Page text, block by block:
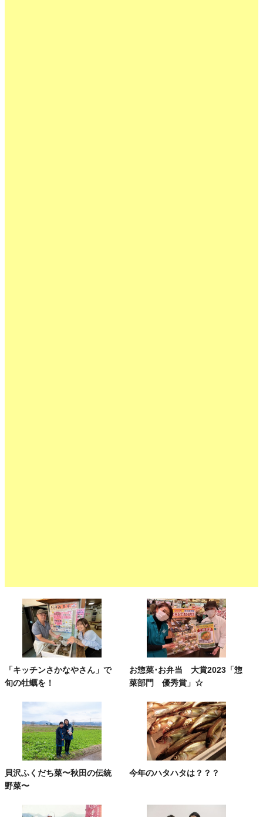
「キッチンさかなやさん」で
旬の牡蠣を！
お惣菜･お弁当 大賞2023「惣
菜部門 優秀賞」☆
貝沢ふくだち菜〜秋田の伝統
野菜〜
今年のハタハタは？？？